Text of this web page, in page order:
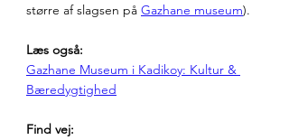
større af slagsen på Gazhane museum).
Læs også:
Gazhane Museum i Kadikoy: Kultur &
Bæredygtighed
Find vej: